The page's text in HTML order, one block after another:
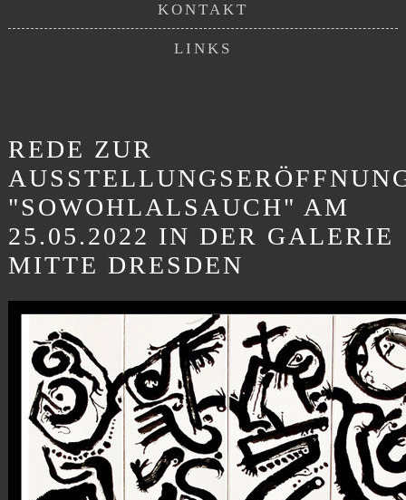
KONTAKT
LINKS
REDE ZUR
"SOWOHLALSAUCH" AM
25.05.2022 IN DER GALERIE
MITTE DRESDEN